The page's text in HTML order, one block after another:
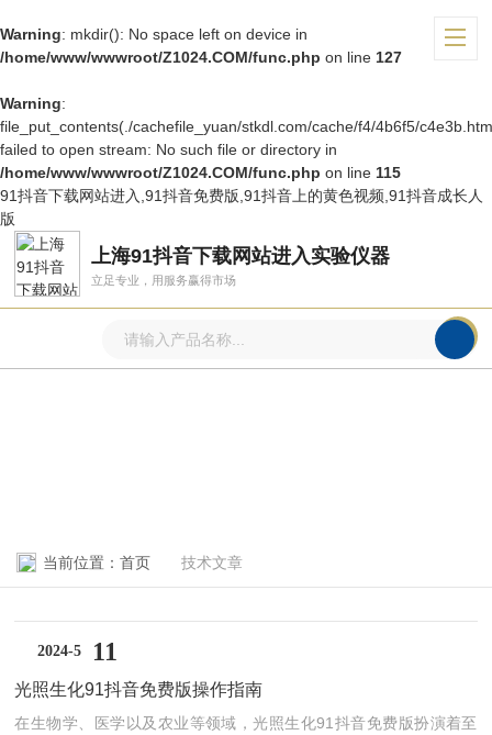
Warning: mkdir(): No space left on device in
/home/www/wwwroot/Z1024.COM/func.php on line 127
Warning:
file_put_contents(./cachefile_yuan/stkdl.com/cache/f4/4b6f5/
failed to open stream: No such file or directory in
/home/www/wwwroot/Z1024.COM/func.php on line 115
91抖音下载网站进入,91抖音免费版,91抖音上的黄色视频,91抖音成长人
版
上海91抖音下载网站进入实验仪器
立足专业，用服务赢得市场
当前位置： 首页 技术文章
2024-5 11
光照生化91抖音免费版操作指南
在生物学、医学以及农业等领域，光照生化91抖音免费版扮演着至